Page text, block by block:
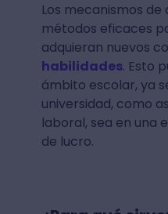
Los mecanismos de
métodos eficaces
adquieran nuevos
habilidades. Esto
ámbito escolar, ya
universidad, como
laboral, sea en una
de lucro.